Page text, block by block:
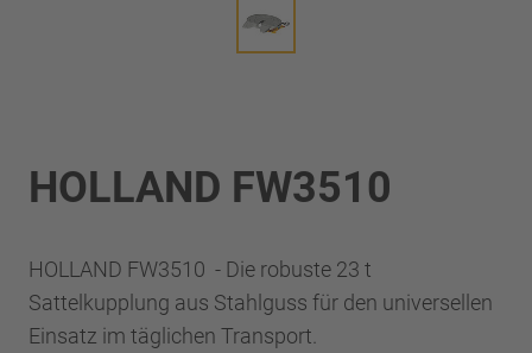
HOLLAND FW3510
HOLLAND FW3510 - Die robuste 23 t
Sattelkupplung aus Stahlguss für den universellen
Einsatz im täglichen Transport.